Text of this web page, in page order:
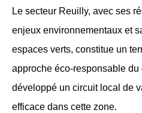
Le secteur Reuilly, avec ses
enjeux environnementaux et
espaces verts, constitue un
approche éco-responsable
développé un circuit local de
efficace dans cette zone.